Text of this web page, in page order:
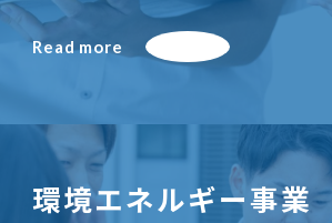
Read more
環境エネルギー事業